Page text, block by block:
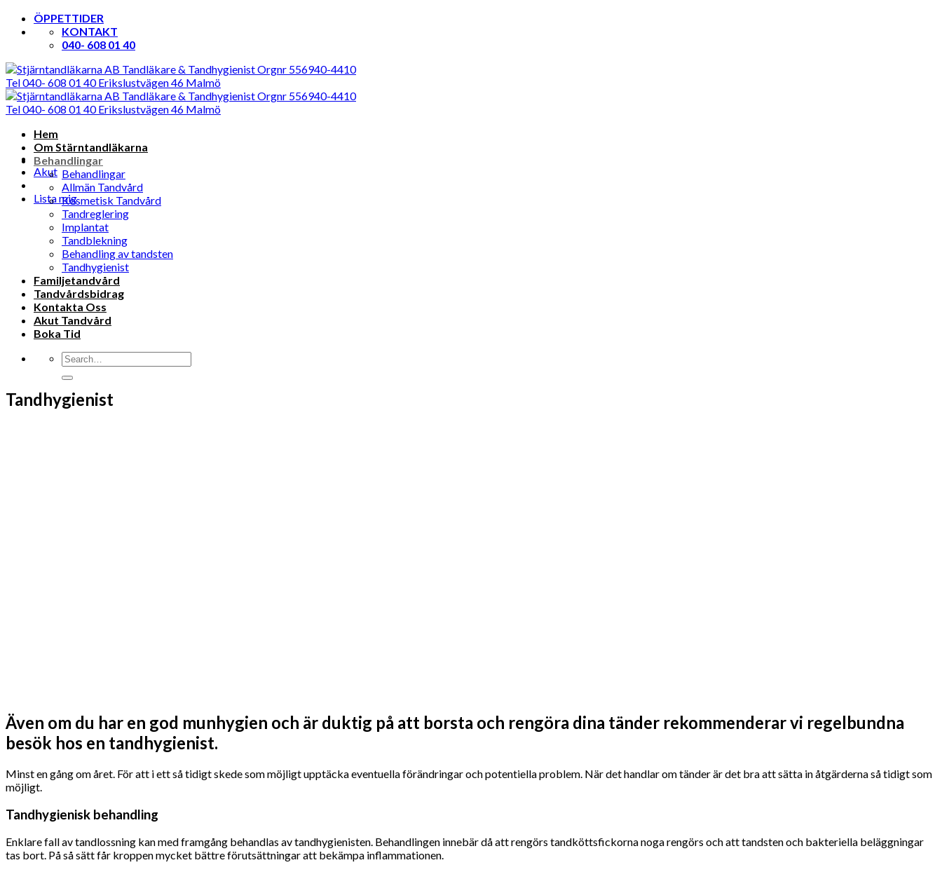
Skip
ÖPPETTIDER
KONTAKT
040- 608 01 40
Akut
Lista mig
Hem
Om Stärntandläkarna
Behandlingar
Behandlingar
Allmän Tandvård
Kosmetisk Tandvård
Tandreglering
Implantat
Tandblekning
Behandling av tandsten
Tandhygienist
Familjetandvård
Tandvårdsbidrag
Kontakta Oss
Akut Tandvård
Boka Tid
Tandhygienist
Även om du har en god munhygien och är duktig på att borsta och rengöra dina tänder rekommenderar vi regelbundna
besök hos en tandhygienist.
Minst en gång om året. För att i ett så tidigt skede som möjligt upptäcka eventuella förändringar och potentiella problem. När det handlar om tänder är det bra att sätta in åtgärderna så tidigt som
möjligt.
Tandhygienisk behandling
Enklare fall av tandlossning kan med framgång behandlas av tandhygienisten. Behandlingen innebär då att rengörs tandköttsfickorna noga rengörs och att tandsten och bakteriella beläggningar
tas bort. På så sätt får kroppen mycket bättre förutsättningar att bekämpa inflammationen.